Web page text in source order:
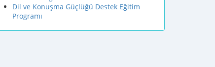
Dil ve Konuşma Güçlüğü Destek Eğitim
Programı